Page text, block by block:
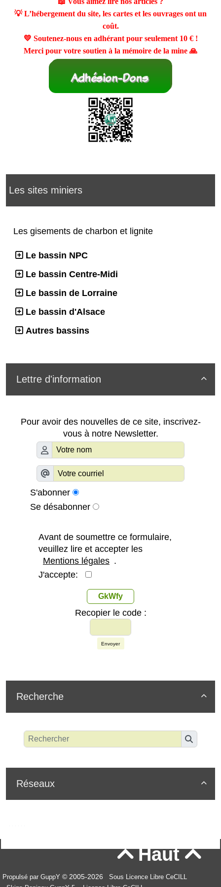
💡 L’hébergement du site, les cartes et les ouvrages ont un
coût.
💛 Soutenez-nous en adhérant pour seulement 10 €!
Merci pour votre soutien à la mémoire de la mine 🙏
Les sites miniers
Les gisements de charbon et lignite
Le bassin NPC
Le bassin Centre-Midi
Le bassin de Lorraine
Le bassin d'Alsace
Autres bassins

Lettre d'information
Pour avoir des nouvelles de ce site, inscrivez-
vous à notre Newsletter.
S'abonner
Se désabonner
Avant de soumettre ce formulaire,
veuillez lire et accepter les
Mentions légales .
J'accepte:
GkWfy
Recopier le code :
Envoyer

Recherche

Réseaux
Haut
Propulsé par GuppY © 2005-2026
Sous Licence Libre CeCILL